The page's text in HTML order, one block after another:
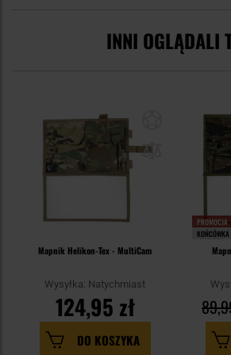
INNI OGLĄDALI
Mapnik Helikon-Tex - MultiCam
Wysyłka: Natychmiast
124,95 zł
DO KOSZYKA
PROMOCJA
KOŃCÓWKA